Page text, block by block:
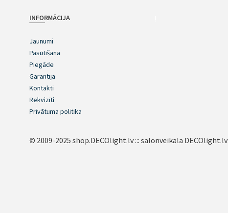
INFORMĀCIJA
Jaunumi
Pasūtīšana
Piegāde
Garantija
Kontakti
Rekvizīti
Privātuma politika
© 2009-2025 shop.DECOlight.lv ::: salonveikala